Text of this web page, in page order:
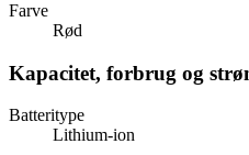
Farve
Rød
Kapacitet, forbrug og
Batteritype
Lithium-ion